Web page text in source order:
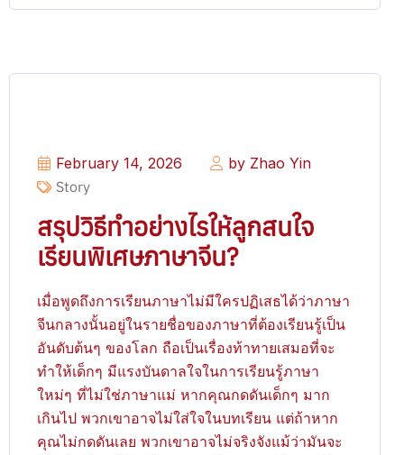
February 14, 2026
by Zhao Yin
Story
สรุปวิธีทำอย่างไรให้ลูกสนใจ
เรียนพิเศษภาษาจีน?
เมื่อพูดถึงการเรียนภาษาไม่มีใครปฏิเสธได้ว่าภาษา
จีนกลางนั้นอยู่ในรายชื่อของภาษาที่ต้องเรียนรู้เป็น
อันดับต้นๆ ของโลก ถือเป็นเรื่องท้าทายเสมอที่จะ
ทำให้เด็กๆ มีแรงบันดาลใจในการเรียนรู้ภาษา
ใหม่ๆ ที่ไม่ใช่ภาษาแม่ หากคุณกดดันเด็กๆ มาก
เกินไป พวกเขาอาจไม่ใส่ใจในบทเรียน แต่ถ้าหาก
คุณไม่กดดันเลย พวกเขาอาจไม่จริงจังแม้ว่ามันจะ